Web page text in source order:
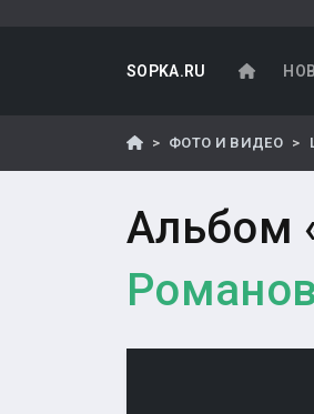
SOPKA.RU
ФОТО И ВИДЕО
Альбом
Романов